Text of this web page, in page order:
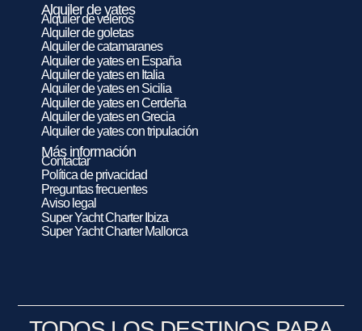
Alquiler de yates
Alquiler de veleros
Alquiler de goletas
Alquiler de catamaranes
Alquiler de yates en España
Alquiler de yates en Italia
Alquiler de yates en Sicilia
Alquiler de yates en Cerdeña
Alquiler de yates en Grecia
Alquiler de yates con tripulación
Más información
Contactar
Política de privacidad
Preguntas frecuentes
Aviso legal
Super Yacht Charter Ibiza
Super Yacht Charter Mallorca